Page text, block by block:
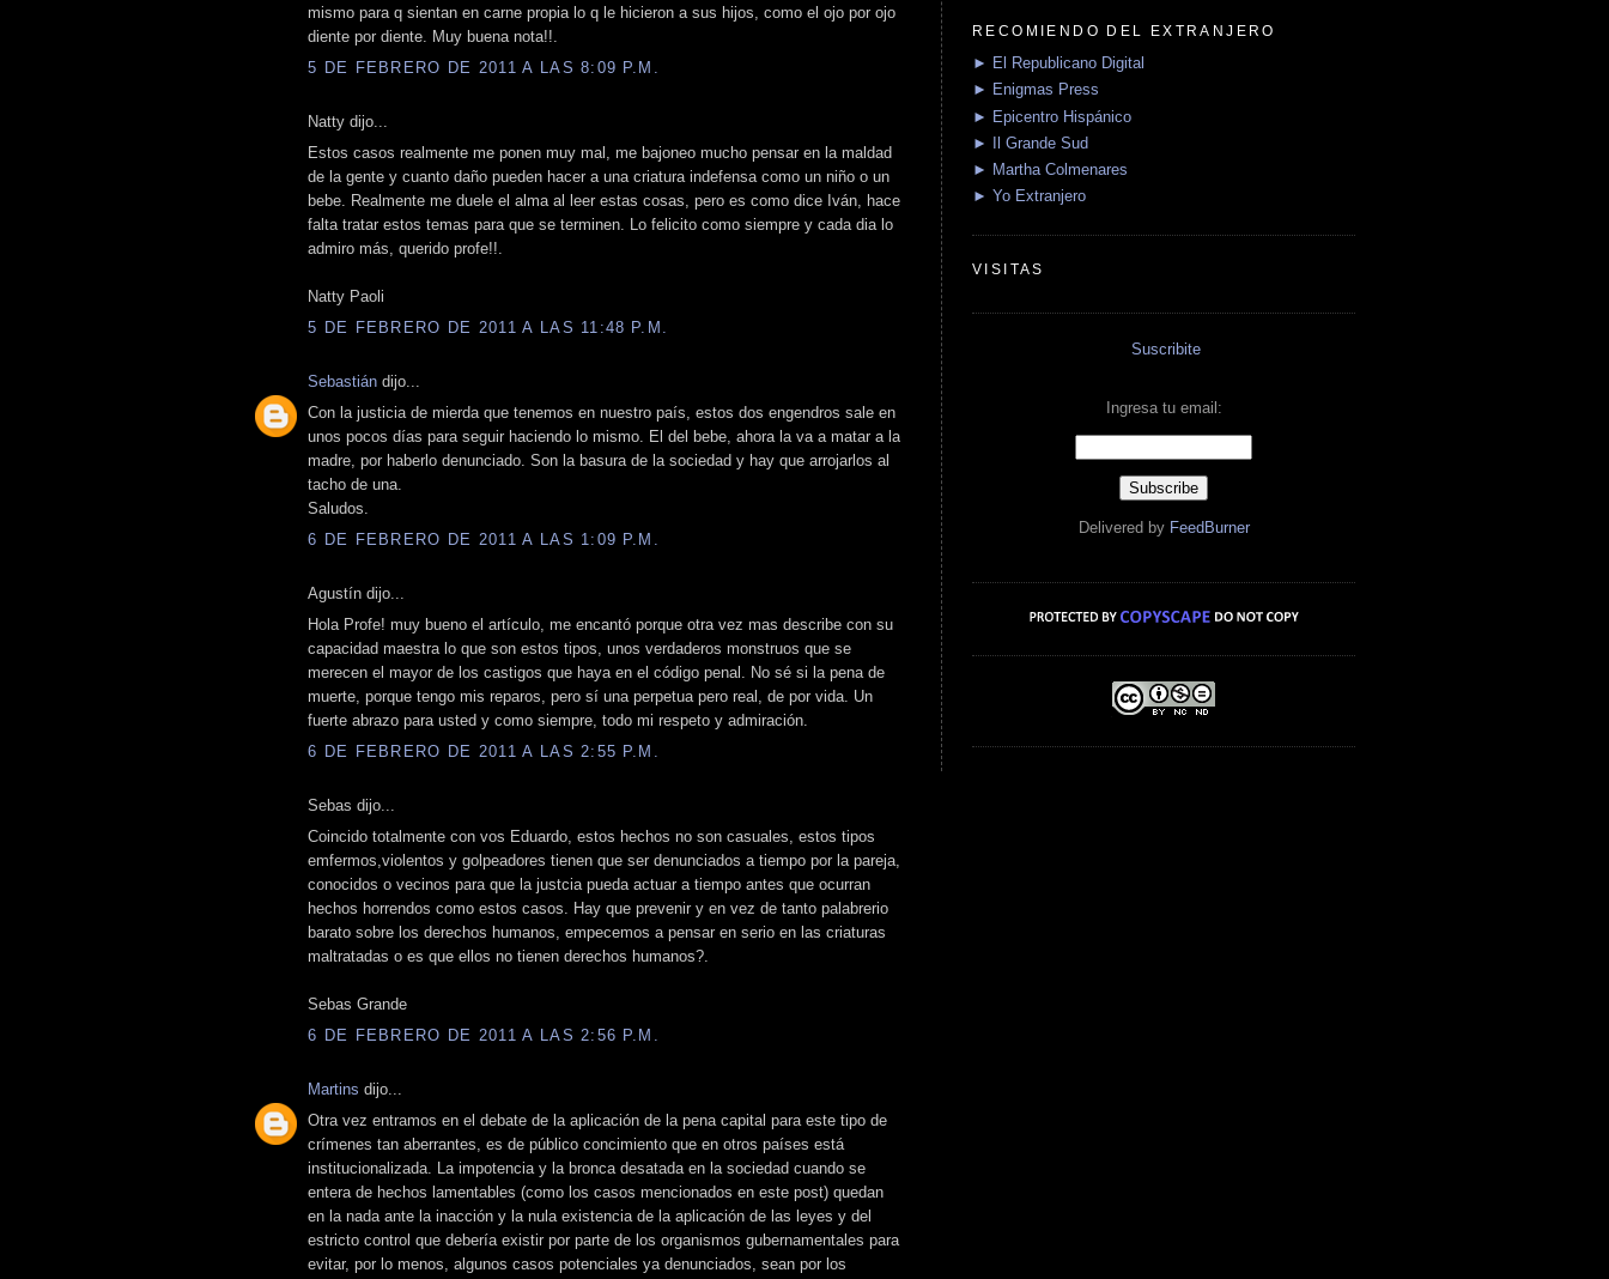
mismo para q sientan en carne propia lo q le hicieron a sus hijos, como el ojo por ojo
diente por diente. Muy buena nota!!.
5 DE FEBRERO DE 2011 A LAS 8:09 P.M.
Natty dijo...
Estos casos realmente me ponen muy mal, me bajoneo mucho pensar en la maldad
de la gente y cuanto daño pueden hacer a una criatura indefensa como un niño o un
bebe. Realmente me duele el alma al leer estas cosas, pero es como dice Iván, hace
falta tratar estos temas para que se terminen. Lo felicito como siempre y cada dia lo
admiro más, querido profe!!.
Natty Paoli
5 DE FEBRERO DE 2011 A LAS 11:48 P.M.
Sebastián dijo...
Con la justicia de mierda que tenemos en nuestro país, estos dos engendros sale en
unos pocos días para seguir haciendo lo mismo. El del bebe, ahora la va a matar a la
madre, por haberlo denunciado. Son la basura de la sociedad y hay que arrojarlos al
tacho de una.
Saludos.
6 DE FEBRERO DE 2011 A LAS 1:09 P.M.
Agustín dijo...
Hola Profe! muy bueno el artículo, me encantó porque otra vez mas describe con su
capacidad maestra lo que son estos tipos, unos verdaderos monstruos que se
merecen el mayor de los castigos que haya en el código penal. No sé si la pena de
muerte, porque tengo mis reparos, pero sí una perpetua pero real, de por vida. Un
fuerte abrazo para usted y como siempre, todo mi respeto y admiración.
6 DE FEBRERO DE 2011 A LAS 2:55 P.M.
Sebas dijo...
Coincido totalmente con vos Eduardo, estos hechos no son casuales, estos tipos
emfermos,violentos y golpeadores tienen que ser denunciados a tiempo por la pareja,
conocidos o vecinos para que la justcia pueda actuar a tiempo antes que ocurran
hechos horrendos como estos casos. Hay que prevenir y en vez de tanto palabrerio
barato sobre los derechos humanos, empecemos a pensar en serio en las criaturas
maltratadas o es que ellos no tienen derechos humanos?.
Sebas Grande
6 DE FEBRERO DE 2011 A LAS 2:56 P.M.
Martins dijo...
Otra vez entramos en el debate de la aplicación de la pena capital para este tipo de
crímenes tan aberrantes, es de público concimiento que en otros países está
institucionalizada. La impotencia y la bronca desatada en la sociedad cuando se
entera de hechos lamentables (como los casos mencionados en este post) quedan
en la nada ante la inacción y la nula existencia de la aplicación de las leyes y del
estricto control que debería existir por parte de los organismos gubernamentales para
evitar, por lo menos, algunos casos potenciales ya denunciados, sean por los
RECOMIENDO DEL EXTRANJERO
► El Republicano Digital
► Enigmas Press
► Epicentro Hispánico
► Il Grande Sud
► Martha Colmenares
► Yo Extranjero
VISITAS
Suscribite
Ingresa tu email:
Delivered by FeedBurner